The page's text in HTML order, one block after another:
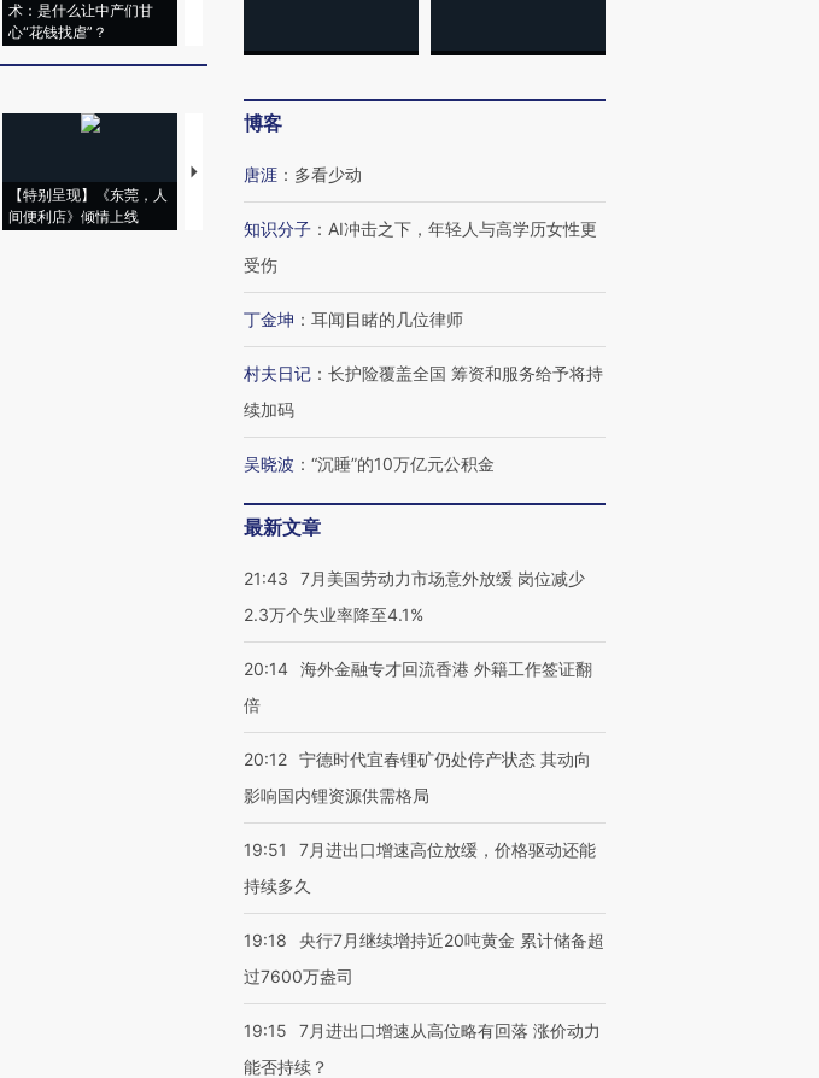
术：是什么让中产们甘
心“花钱找虐”？
【特别呈现】《东莞，人
间便利店》倾情上线
【推广】走进第四届链博
有意思的生活方式·第三对
住三大增长引擎是什么？
博客
唐涯 ： 多看少动
知识分子 ： AI冲击之下，年轻人与高学历女性更
受伤
丁金坤 ： 耳闻目睹的几位律师
村夫日记 ： 长护险覆盖全国 筹资和服务给予将持
续加码
吴晓波 ： “沉睡”的10万亿元公积金
最新文章
21:43
7月美国劳动力市场意外放缓 岗位减少
2.3万个失业率降至4.1%
20:14 海外金融专才回流香港 外籍工作签证翻
倍
20:12 宁德时代宜春锂矿仍处停产状态 其动向
影响国内锂资源供需格局
19:51
7月进出口增速高位放缓，价格驱动还能
持续多久
19:18
央行7月继续增持近20吨黄金 累计储备超
过7600万盎司
19:15
7月进出口增速从高位略有回落 涨价动力
能否持续？